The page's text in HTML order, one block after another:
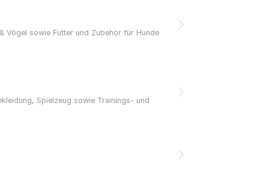
Vögel sowie Futter und Zubehör für Hunde
Spielzeug sowie Trainings- und